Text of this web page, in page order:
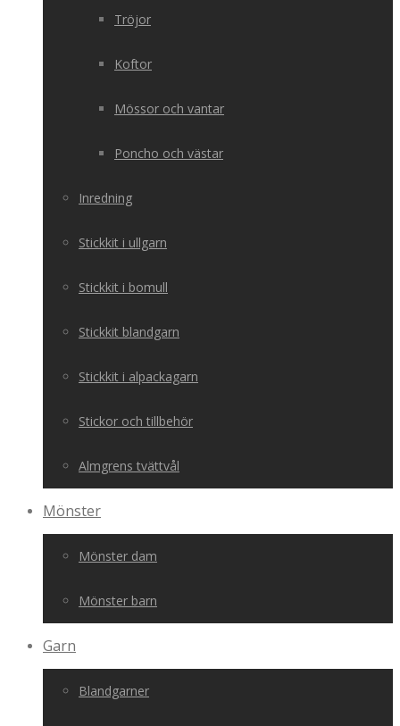
Tröjor
Koftor
Mössor och vantar
Poncho och västar
Inredning
Stickkit i ullgarn
Stickkit i bomull
Stickkit blandgarn
Stickkit i alpackagarn
Stickor och tillbehör
Almgrens tvättvål
Mönster
Mönster dam
Mönster barn
Garn
Blandgarner